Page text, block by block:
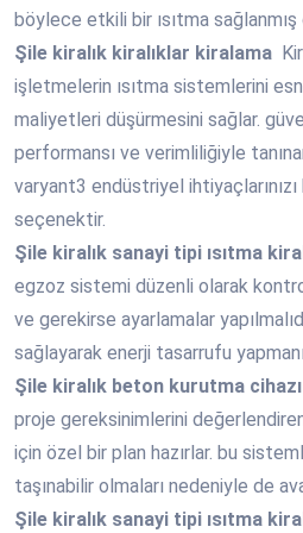
böylece etkili bir ısıtma sağlanmış
Şile kiralık kiralıklar kiralama
işletmelerin ısıtma sistemlerini
maliyetleri düşürmesini sağlar.
performansı ve verimliliğiyle tanınan
varyant3 endüstriyel
seçenektir.
Şile kiralık sanayi tipi ısıtma
egzoz sistemi düzenli olarak
ve gerekirse ayarlamalar
sağlayarak enerji tasarrufu
Şile kiralık beton kurutma
proje gereksinimlerini
için özel bir plan hazırlar. bu
taşınabilir olmaları nedeniyle de
Şile kiralık sanayi tipi ısıtma